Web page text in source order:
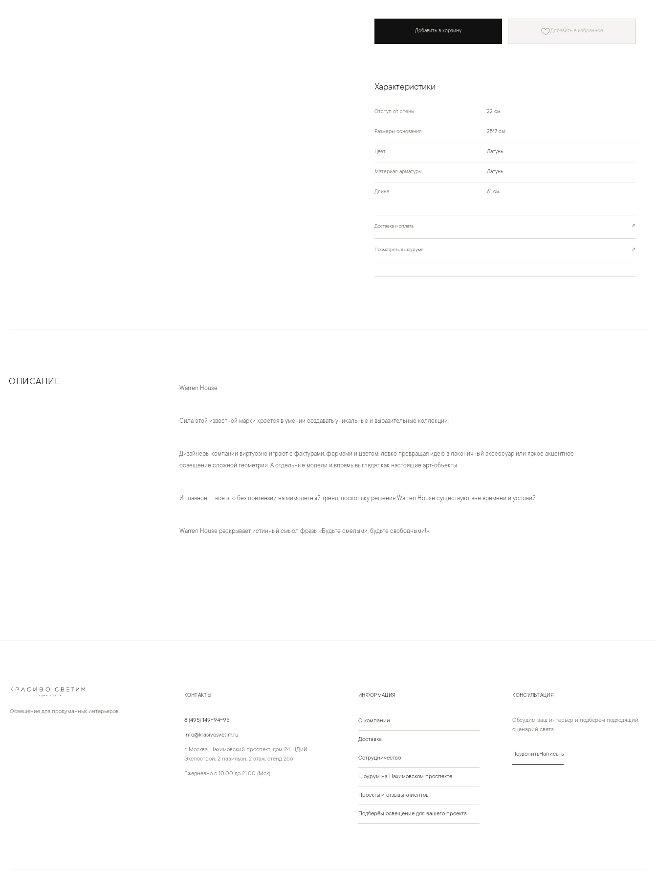
Добавить в корзину Добавить в избранное
Характеристики
Отступ от стены 22 см
Размеры основания 25*7 см
Цвет Латунь
Материал арматуры Латунь
Длина 61 см
Доставка и оплата ↗
Посмотреть в шоуруме ↗
ОПИСАНИЕ
Warren House
Сила этой известной марки кроется в умении создавать уникальные и выразительные коллекции.
Дизайнеры компании виртуозно играют с фактурами, формами и цветом, ловко превращая идею в лаконичный аксессуар или яркое акцентное
освещение сложной геометрии. А отдельные модели и впрямь выглядят как настоящие арт-объекты.
И главное — все это без претензии на мимолетный тренд, поскольку решения Warren House существуют вне времени и условий.
Warren House раскрывает истинный смысл фразы «Будьте смелыми, будьте свободными!».
Освещение для продуманных интерьеров.
КОНТАКТЫ
8 (495) 149-94-95
info@krasivosvetim.ru
г. Москва, Нахимовский проспект, дом 24, ЦДиИ
Экспострой, 2 павильон, 2 этаж, стенд 266
Ежедневно с 10:00 до 21:00 (Мск)
КОНСУЛЬТАЦИЯ
Обсудим ваш интерьер и подберём подходящий
сценарий света.
ПозвонитьНаписать
ИНФОРМАЦИЯ
О компании
Доставка
Сотрудничество
Шоурум на Нахимовском проспекте
Проекты и отзывы клиентов
Подберём освещение для вашего проекта